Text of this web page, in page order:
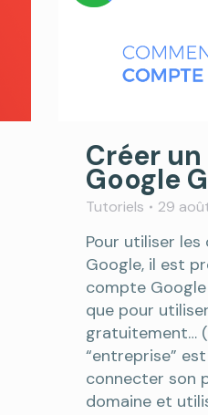
Créer
Google
Tutoriels 29
Pour utiliser
Google, il est
compte
que pour
gratuitement…
“entreprise”
connecter son
domaine et